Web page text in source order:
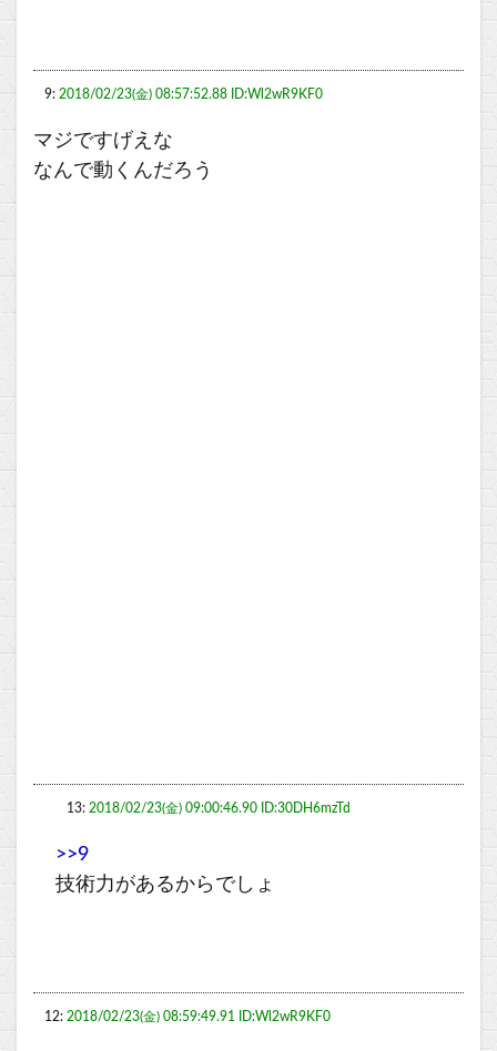
9: 2018/02/23(金) 08:57:52.88 ID:Wl2wR9KF0
マジですげえな
なんで動くんだろう
13: 2018/02/23(金) 09:00:46.90 ID:30DH6mzTd
>>9
技術力があるからでしょ
12: 2018/02/23(金) 08:59:49.91 ID:Wl2wR9KF0